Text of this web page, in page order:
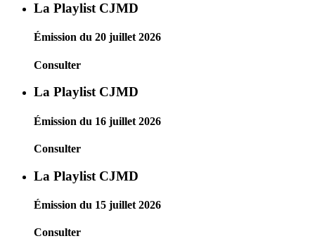
La Playlist CJMD
Émission du 20 juillet 2026
Consulter
La Playlist CJMD
Émission du 16 juillet 2026
Consulter
La Playlist CJMD
Émission du 15 juillet 2026
Consulter